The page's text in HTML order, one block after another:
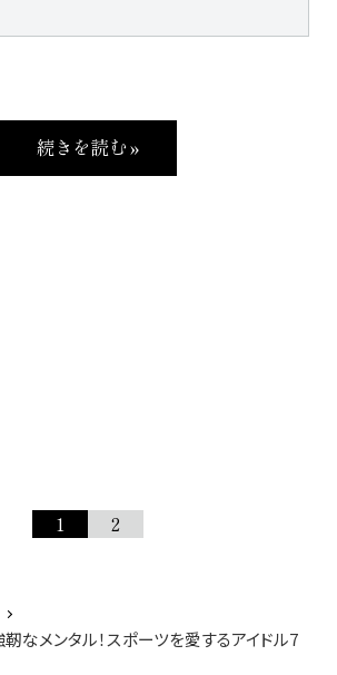
続きを読む »
1 2
なメンタル！スポーツを愛するアイドル7